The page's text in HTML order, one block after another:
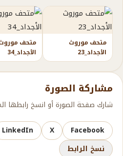
متحف موروث
الأجداد_23
متحف
الأجداد_34
مشاركة الصورة
شارك صفحة الصورة أو انسخ رابطها
Facebook
X
LinkedIn
نسخ الرابط